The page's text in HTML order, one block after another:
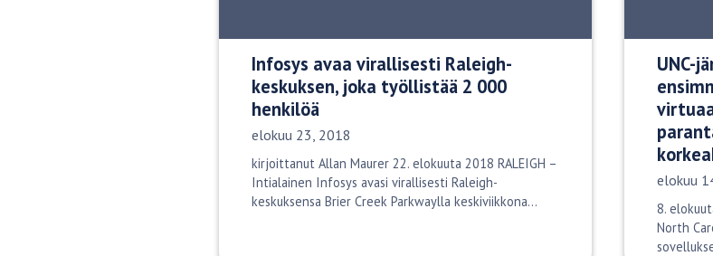
Infosys avaa virallisesti Raleigh-
keskuksen, joka työllistää 2 000
henkilöä
Julkaisupäivä:
elokuu 23, 2018
kirjoittanut Allan Maurer 22. elokuuta 2018 RALEIGH –
Intialainen Infosys avasi virallisesti Raleigh-
keskuksensa Brier Creek Parkwaylla keskiviikkona…
UNC-
elokuu
8.
North